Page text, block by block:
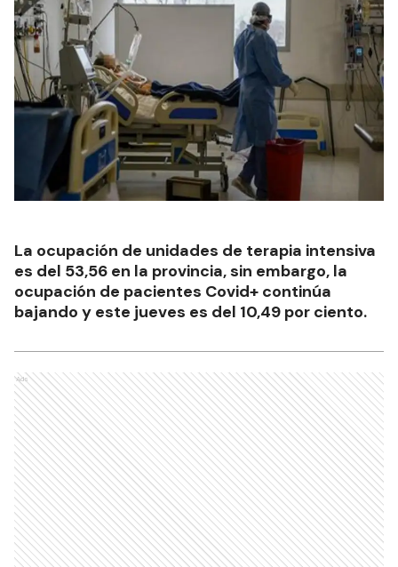
La ocupación de unidades de terapia intensiva
es del 53,56 en la provincia, sin embargo, la
ocupación de pacientes Covid+ continúa
bajando y este jueves es del 10,49 por ciento.
Ads